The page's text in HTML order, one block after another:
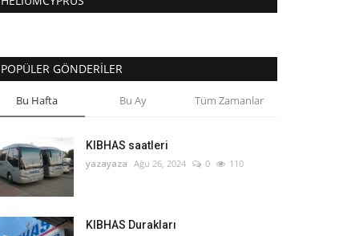
POPÜLER GÖNDERILER
Bu Hafta Bu Ay Tüm Zamanlar
KIBHAS saatleri
yazayaza Ağu 26, 2024 0 110
KIBHAS Durakları